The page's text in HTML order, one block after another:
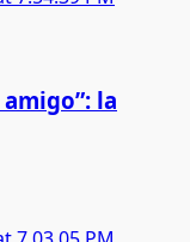
la